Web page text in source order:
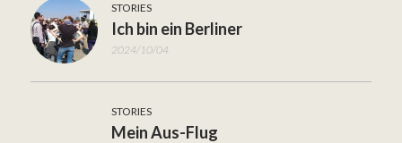
STORIES
Ich bin ein Berliner
2024/10/04
STORIES
Mein Aus-Flug